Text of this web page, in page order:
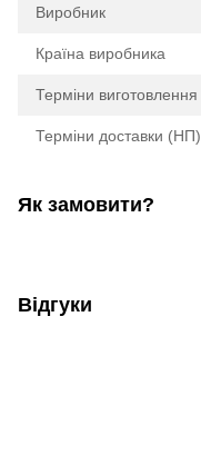
Виробник
Країна виробника
Терміни виготовлення
Терміни доставки (НП)
Як замовити?
Відгуки